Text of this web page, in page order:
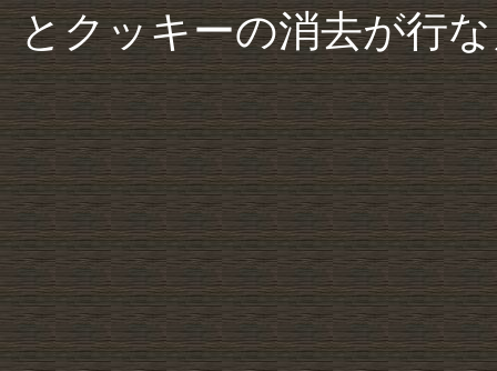
とクッキーの消去が行